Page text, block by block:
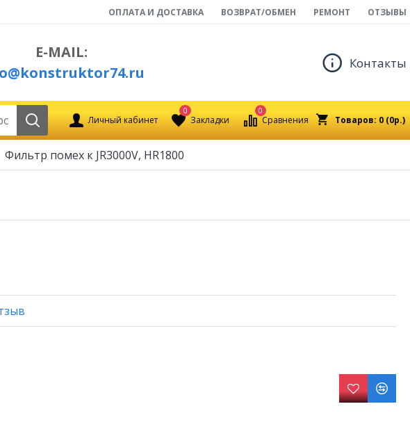
ОПЛАТА И ДОСТАВКА ВОЗВРАТ/ОБМЕН РЕМОНТ ОТЗЫВЫ
E-MAIL:
Контакты
Личный кабинет Закладки
0
Сравнения
0
Товаров: 0 (0р.)
Фильтр помех к JR3000V, HR1800